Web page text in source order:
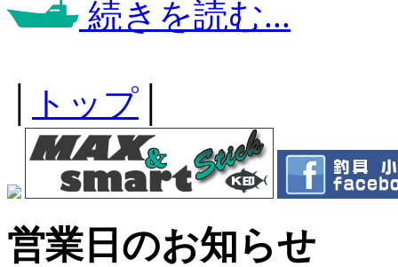
続きを読む...
トップ
営業日のお知らせ